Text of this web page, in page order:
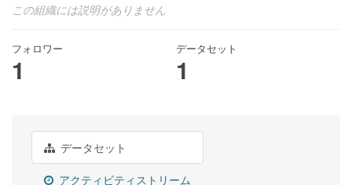
この組織には説明がありません
フォロワー
1
データセット
1
データセット
アクティビティストリーム